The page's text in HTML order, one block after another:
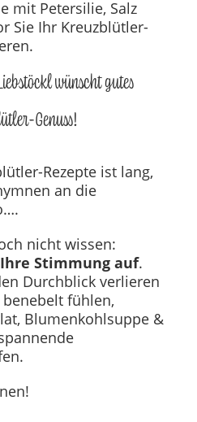
mit Petersilie, Salz
Sie Ihr Kreuzblütler-
wünscht gutes
Genuss!
Rezepte ist lang,
an die
nicht wissen:
Stimmung auf.
Durchblick verlieren
fühlen,
Blumenkohlsuppe &